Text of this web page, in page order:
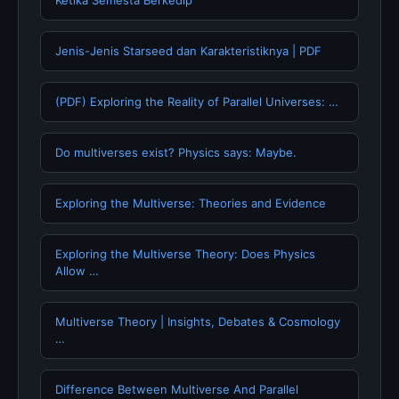
Jenis-Jenis Starseed dan Karakteristiknya | PDF
(PDF) Exploring the Reality of Parallel Universes: …
Do multiverses exist? Physics says: Maybe.
Exploring the Multiverse: Theories and Evidence
Exploring the Multiverse Theory: Does Physics
Allow …
Multiverse Theory | Insights, Debates & Cosmology
…
Difference Between Multiverse And Parallel